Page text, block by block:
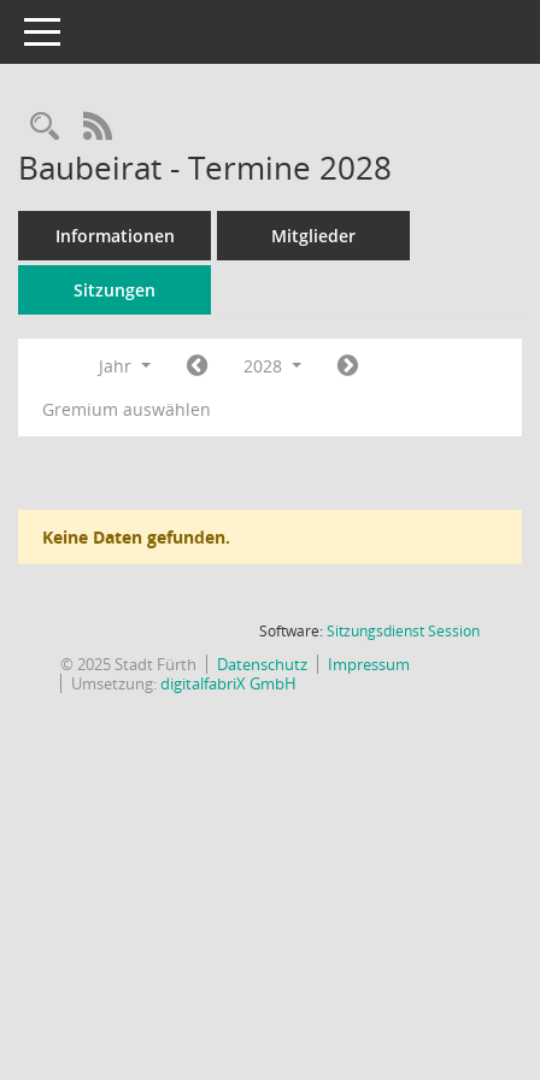
Toggle navigation
Rechercheauswahl
RSS-Feed
Baubeirat - Termine 2028
Informationen Mitglieder
Sitzungen
Jahr
2028
Gremium auswählen
Keine Daten gefunden.
Software:SitzungsdienstSession(Wird in
© 2025 Stadt Fürth Datenschutz
Impressum
Umsetzung:digitalfabriX GmbH